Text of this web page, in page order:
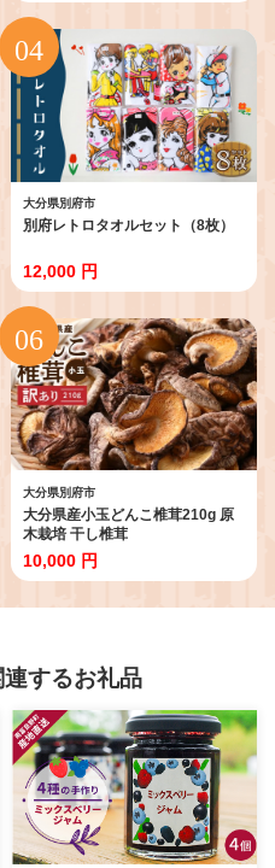
府市 3000円 15000円 3万円 9万
円 15万円 30万円 ホテル 旅館 温
泉 旅行 観光 トラベル 宿泊補助券
チケット クーポン 宿泊 お泊り 別
府温泉 別府観光 地獄めぐり 旅 お
すすめ 人気 体験型 節約
大分県別府市
別府レトロタオルセット（8枚）
12,000 円
大分県別府市
大分県産小玉どんこ椎茸210g 原
木栽培 干し椎茸
10,000 円
するお礼品